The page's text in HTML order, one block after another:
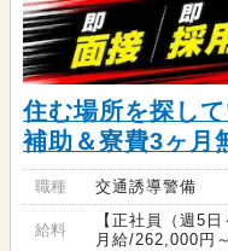
住む場所を探し
補助＆寮費3ヶ月
職種 交通誘導警備
給料
【正社員（週
月給/262,000円